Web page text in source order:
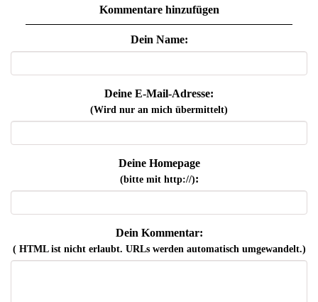
Kommentare hinzufügen
Dein Name:
Deine E-Mail-Adresse:
(Wird nur an mich übermittelt)
Deine Homepage
(bitte mit http://):
Dein Kommentar:
( HTML ist nichterlaubt. URLs werden automatisch umgewandelt.)